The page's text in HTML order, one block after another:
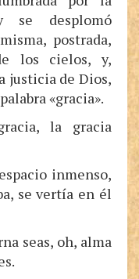
se desplomó
postrada,
los cielos, y,
justicia de Dios,
«gracia».
la gracia
inmenso,
se vertía en él
seas, oh, alma